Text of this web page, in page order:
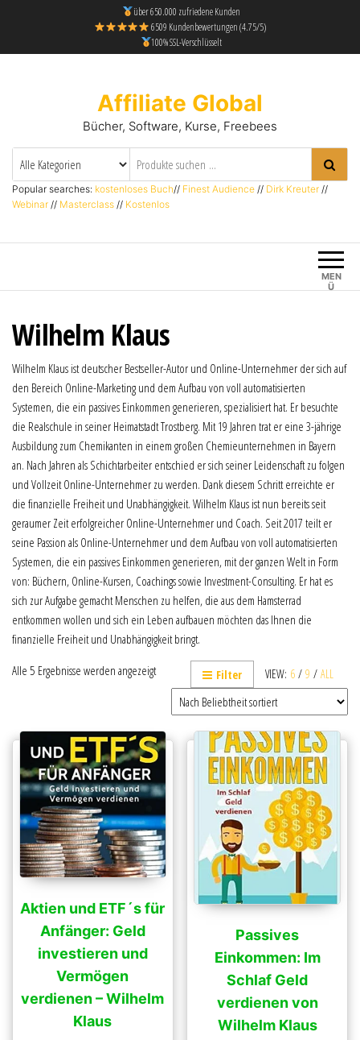
über 650.000 zufriedene Kunden
6509 Kundenbewertungen (4.75/5)
100% SSL-Verschlüsselt
Affiliate Global
Bücher, Software, Kurse, Freebees
Popular searches: kostenloses Buch// Finest Audience // Dirk Kreuter //
Webinar // Masterclass // Kostenlos
MEN
Ü
Wilhelm Klaus
Wilhelm Klaus ist deutscher Bestseller-Autor und Online-Unternehmer der sich auf
den Bereich Online-Marketing und dem Aufbau von voll automatisierten
Systemen, die ein passives Einkommen generieren, spezialisiert hat. Er besuchte
die Realschule in seiner Heimatstadt Trostberg. Mit 19 Jahren trat er eine 3-jährige
Ausbildung zum Chemikanten in einem großen Chemieunternehmen in Bayern
an. Nach Jahren als Schichtarbeiter entschied er sich seiner Leidenschaft zu folgen
und Vollzeit Online-Unternehmer zu werden. Dank diesem Schritt erreichte er
die finanzielle Freiheit und Unabhängigkeit. Wilhelm Klaus ist nun bereits seit
geraumer Zeit erfolgreicher Online-Unternehmer und Coach. Seit 2017 teilt er
seine Passion als Online-Unternehmer und dem Aufbau von voll automatisierten
Systemen, die ein passives Einkommen generieren, mit der ganzen Welt in Form
von: Büchern, Online-Kursen, Coachings sowie Investment-Consulting. Er hat es
sich zur Aufgabe gemacht Menschen zu helfen, die aus dem Hamsterrad
entkommen wollen und sich ein Leben aufbauen möchten das Ihnen die
finanzielle Freiheit und Unabhängigkeit bringt.
VIEW: 6 / 9 / ALL
Filter
Alle 5 Ergebnisse werden angezeigt
Aktien und ETF´s für
Anfänger: Geld
investieren und
Vermögen
verdienen – Wilhelm
Klaus
Passives
Einkommen: Im
Schlaf Geld
verdienen von
Wilhelm Klaus